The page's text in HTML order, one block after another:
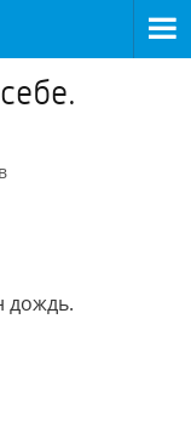
дождь.